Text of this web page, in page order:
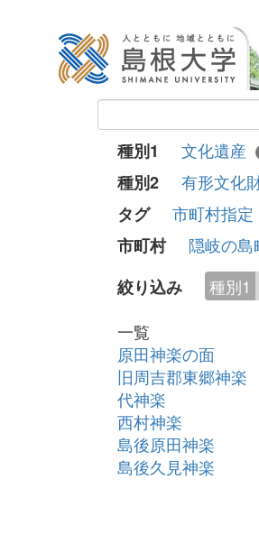
種別1 文化遺産
種別2 有形文化
タグ 市町村指定
市町村 隠岐の島
絞り込み 種別1
一覧
原田神楽の面
旧周吉郡東郷神楽
代神楽
西村神楽
島後原田神楽
島後久見神楽